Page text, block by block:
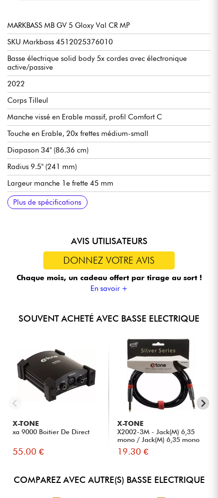
MARKBASS MB GV 5 Gloxy Val CR MP
SKU Markbass 4512025376010
Basse électrique solid body 5x cordes avec électronique
active/passive
2022
Corps Tilleul
Manche vissé en Erable massif, profil Comfort C
Touche en Erable, 20x frettes médium-small
Diapason 34" (86.36 cm)
Radius 9.5" (241 mm)
Largeur manche 1e frette 45 mm
Micros simple bobinage Markbass type JJ
Pré-ampli MB Instrument Pre (actif, passif via potentiomètre
push/pull)
Volume par micro
EQ 3x bandes (graves, médiums, aigus)
Chevalet Markbass Vintage-style
Mécaniques Markbass F-style
Finition caisse brillant
Finition manche brillant
Vendue avec housse Markbass Deluxe
Plus de spécifications
AVIS UTILISATEURS
DONNEZ VOTRE AVIS
Chaque mois, un cadeau offert par tirage au sort !
En savoir +
SOUVENT ACHETÉ AVEC BASSE ELECTRIQUE
X-TONE
xa 9000 Boitier De Direct
55.00 €
X-TONE
X2002-3M - Jack(M) 6,35
mono / Jack(M) 6,35 mono
S...
19.30 €
COMPAREZ AVEC AUTRE(S) BASSE ELECTRIQUE